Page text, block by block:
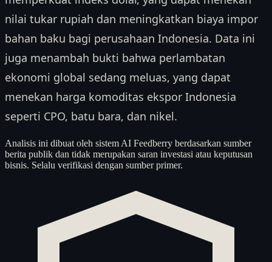
nilai tukar rupiah dan meningkatkan biaya impor
bahan baku bagi perusahaan Indonesia. Data ini
juga menambah bukti bahwa perlambatan
ekonomi global sedang meluas, yang dapat
menekan harga komoditas ekspor Indonesia
seperti CPO, batu bara, dan nikel.
Analisis ini dibuat oleh sistem AI Feedberry berdasarkan sumber
berita publik dan tidak merupakan saran investasi atau keputusan
bisnis. Selalu verifikasi dengan sumber primer.